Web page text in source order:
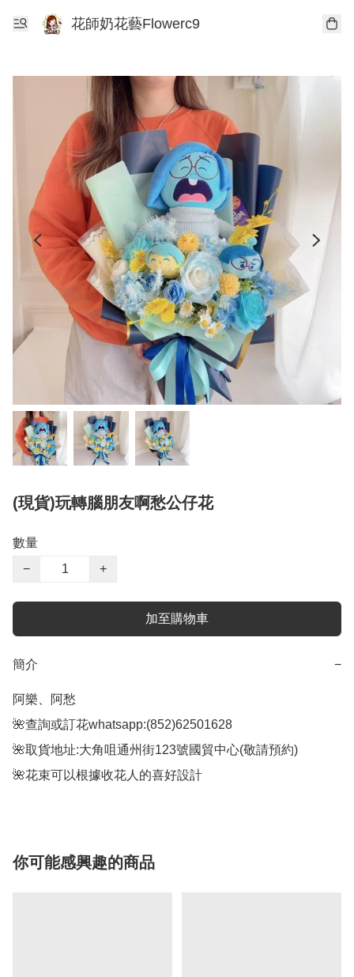
花師奶花藝Flowerc9
(現貨)玩轉腦朋友啊愁公仔花
數量
−
+
加至購物車
簡介 −
阿樂、阿愁
🌺查詢或訂花whatsapp:(852)62501628
🌺取貨地址:大角咀通州街123號國貿中心(敬請預約)
🌺花束可以根據收花人的喜好設計
你可能感興趣的商品